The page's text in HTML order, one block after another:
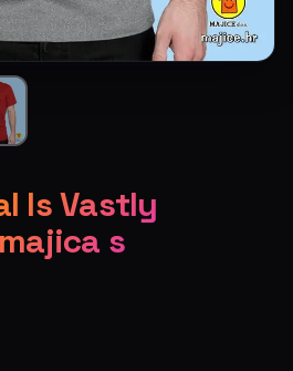
Is Vastly
s